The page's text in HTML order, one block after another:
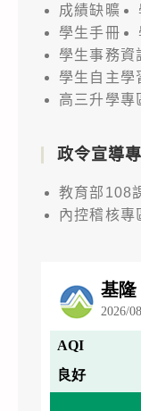
成績缺曠
學生手冊
學生事務資
學生自主學
高三升學專
政令宣導
教育部108
內控稽核專